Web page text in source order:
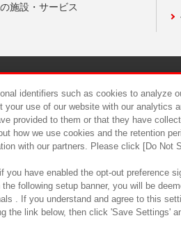
施設・サービス
食品の
identifiers such as cookies to analyze
your use of our website with our analytics
provided to them or that they have
how we use cookies and the retention
with our partners. Please click [Do Not
you have enabled the opt-out preference
following setup banner, you will be
. If you understand and agree to this
the link below, then click 'Save Settings'